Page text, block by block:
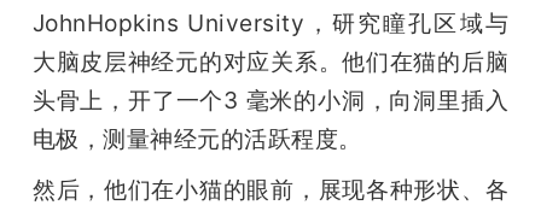
JohnHopkins University，研究瞳孔区域与
大脑皮层神经元的对应关系。他们在猫的后脑
头骨上，开了一个3 毫米的小洞，向洞里插入
电极，测量神经元的活跃程度。
然后，他们在小猫的眼前，展现各种形状、各